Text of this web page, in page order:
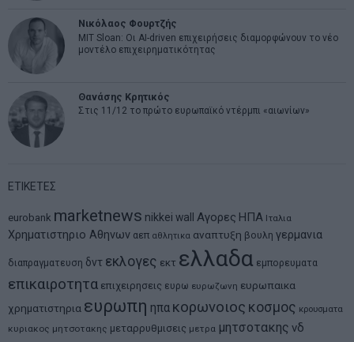
Νικόλαος Φουρτζής
MIT Sloan: Οι AI-driven επιχειρήσεις διαμορφώνουν το νέο
μοντέλο επιχειρηματικότητας
Θανάσης Κρητικός
Στις 11/12 το πρώτο ευρωπαϊκό ντέρμπι «αιωνίων»
ΕΤΙΚΕΤΕΣ
eurobank marketnews nikkei wall Αγορες ΗΠΑ Ιταλια
Χρηματιστηριο Αθηνων αεπ αθλητικα αναπτυξη βουλη γερμανια
διαπραγματευση δντ εκλογες εκτ ελλαδα εμπορευματα
επικαιροτητα επιχειρησεις ευρω ευρωζωνη ευρωπαικα
χρηματιστηρια ευρωπη ηπα κορωνοιος κοσμος κρουσματα
κυριακος μητσοτακης μεταρρυθμισεις μετρα μητσοτακης νδ